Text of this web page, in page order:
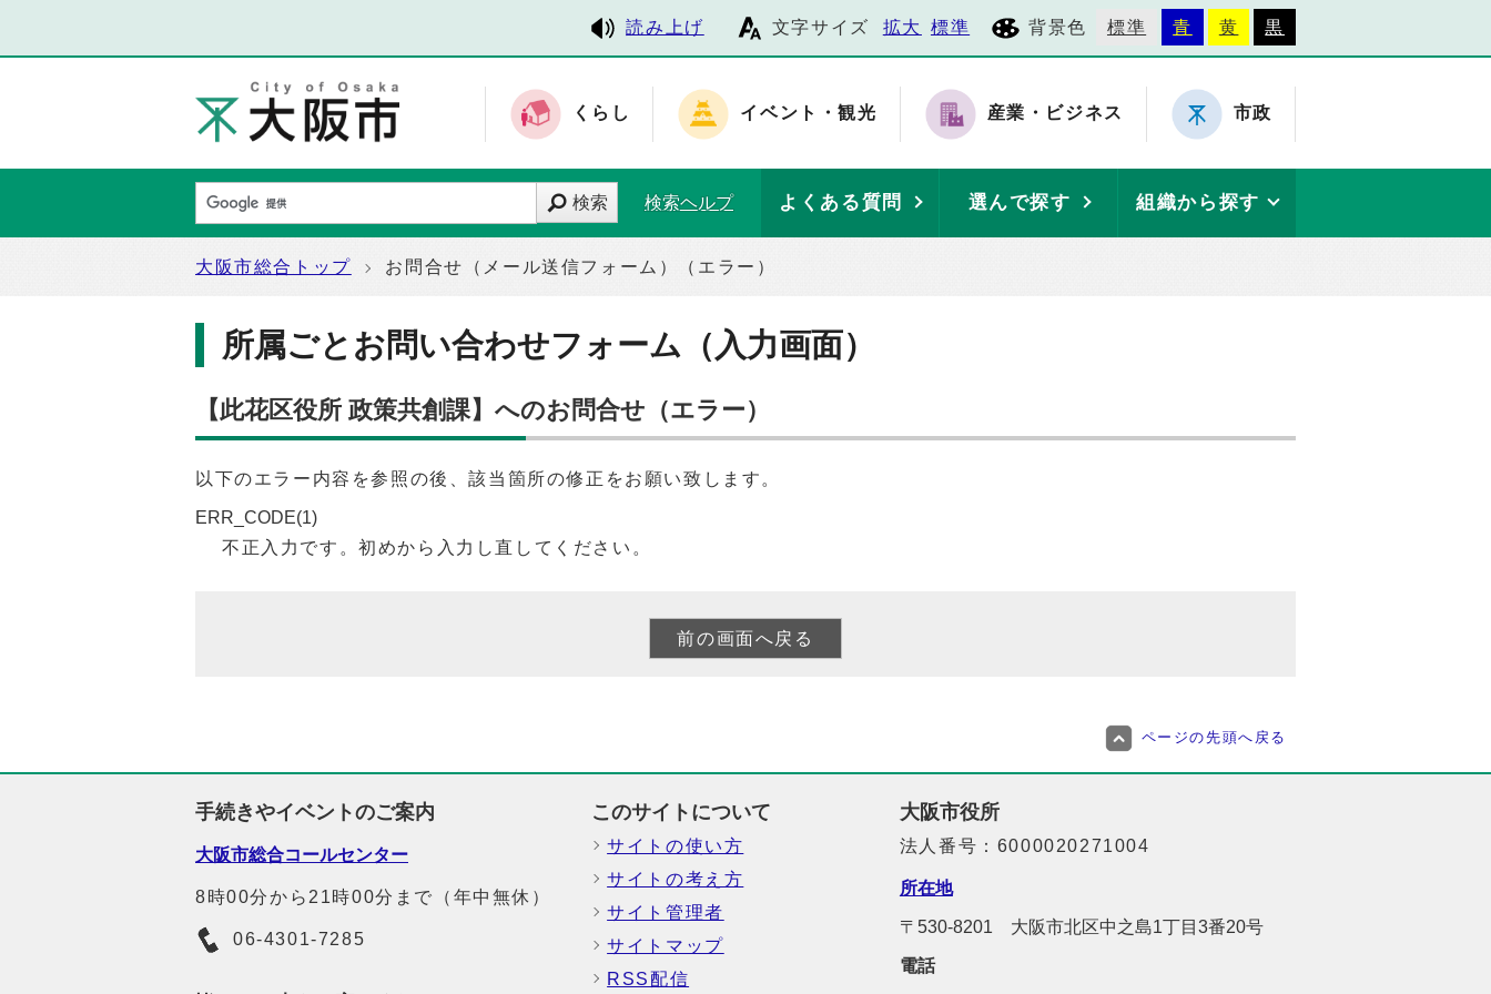
読み上げ 文字サイズ 拡大 標準 背景色 標準 青 黄 黒
くらし イベント・観光 産業・ビジネス 市政
検索 検索ヘルプ よくある質問 選んで探す 組織から探す
大阪市総合トップ お問合せ（メール送信フォーム）（エラー）
所属ごとお問い合わせフォーム（入力画面）
【此花区役所 政策共創課】へのお問合せ（エラー）
以下のエラー内容を参照の後、該当箇所の修正をお願い致します。
ERR_CODE(1)
不正入力です。初めから入力し直してください。
ページの先頭へ戻る
手続きやイベントのご案内
大阪市総合コールセンター
8時00分から21時00分まで（年中無休）
06-4301-7285
このサイトについて
サイトの使い方
サイトの考え方
サイト管理者
サイトマップ
RSS配信
大阪市役所
法人番号：6000020271004
所在地
〒530-8201 大阪市北区中之島1丁目3番20号
電話